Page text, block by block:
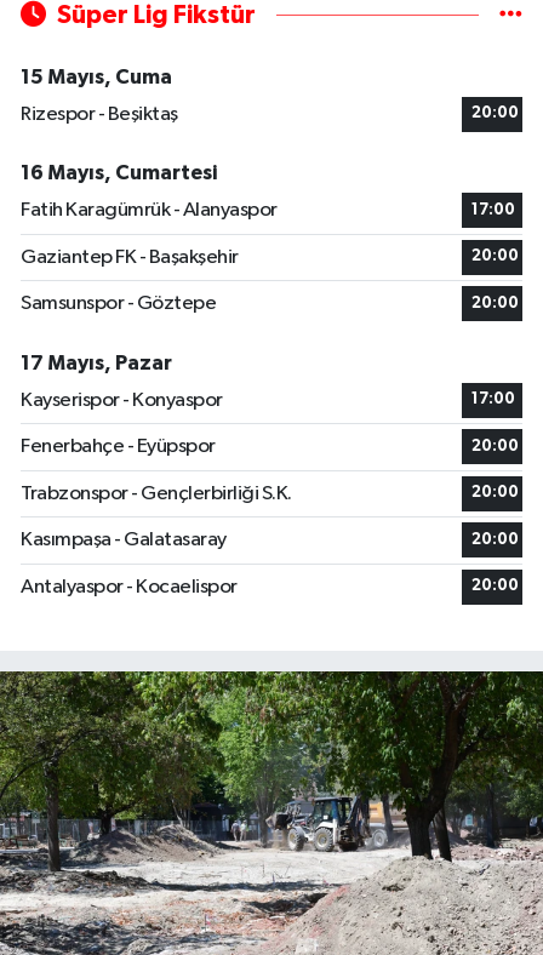
Süper Lig Fikstür
15 Mayıs, Cuma
Rizespor - Beşiktaş
20:00
16 Mayıs, Cumartesi
Fatih Karagümrük - Alanyaspor
17:00
Gaziantep FK - Başakşehir 20:00
Samsunspor - Göztepe 20:00
17 Mayıs, Pazar
Kayserispor - Konyaspor
17:00
Fenerbahçe - Eyüpspor 20:00
Trabzonspor - Gençlerbirliği S.K. 20:00
Kasımpaşa - Galatasaray 20:00
Antalyaspor - Kocaelispor 20:00